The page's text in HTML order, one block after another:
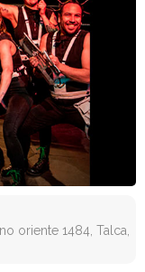
oriente 1484, Talca,